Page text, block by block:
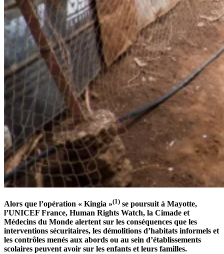
Alors que l’opération « Kingia »(1) se poursuit à Mayotte,
l’UNICEF France, Human Rights Watch, la Cimade et
Médecins du Monde alertent sur les conséquences que les
interventions sécuritaires, les démolitions d’habitats informels et
les contrôles menés aux abords ou au sein d’établissements
scolaires peuvent avoir sur les enfants et leurs familles.